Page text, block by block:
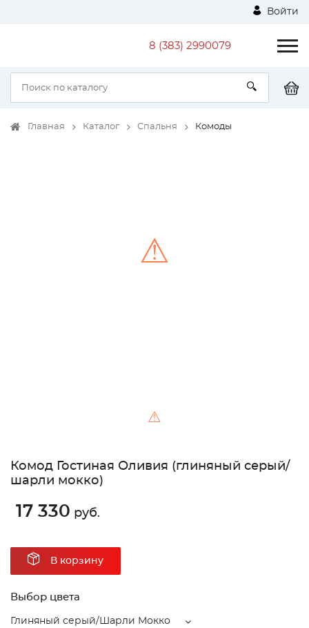
Войти
8 (383) 2990079
Главная Каталог Спальня Комоды
⚠
⚠
Комод Гостиная Оливия (глиняный серый/
шарли мокко)
17 330 руб.
В корзину
Выбор цвета
Глиняный серый/Шарли Мокко